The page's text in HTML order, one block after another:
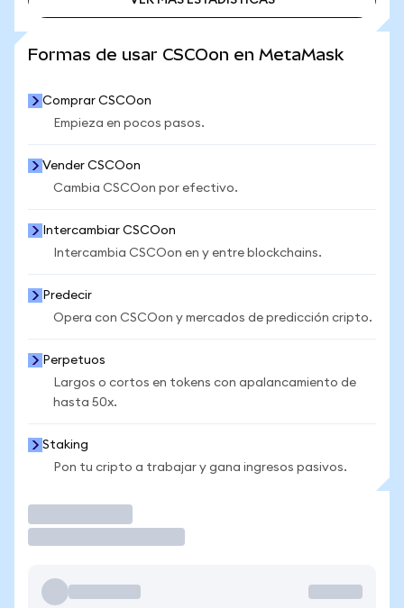
Formas de usar CSCOon en MetaMask
Comprar CSCOon
Empieza en pocos pasos.
Vender CSCOon
Cambia CSCOon por efectivo.
Intercambiar CSCOon
Intercambia CSCOon en y entre blockchains.
Predecir
Opera con CSCOon y mercados de predicción cripto.
Perpetuos
Largos o cortos en tokens con apalancamiento de
hasta 50x.
Staking
Pon tu cripto a trabajar y gana ingresos pasivos.